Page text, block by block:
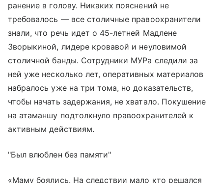
ранение в голову. Никаких пояснений не
требовалось — все столичные правоохранители
знали, что речь идет о 45-летней Мадлене
Зворыкиной, лидере кровавой и неуловимой
столичной банды. Сотрудники МУРа следили за
ней уже несколько лет, оперативных материалов
набралось уже на три тома, но доказательств,
чтобы начать задержания, не хватало. Покушение
на атаманшу подтолкнуло правоохранителей к
активным действиям.
"Был влюблен без памяти"
«Маму боялись. На следствии мало кто решался